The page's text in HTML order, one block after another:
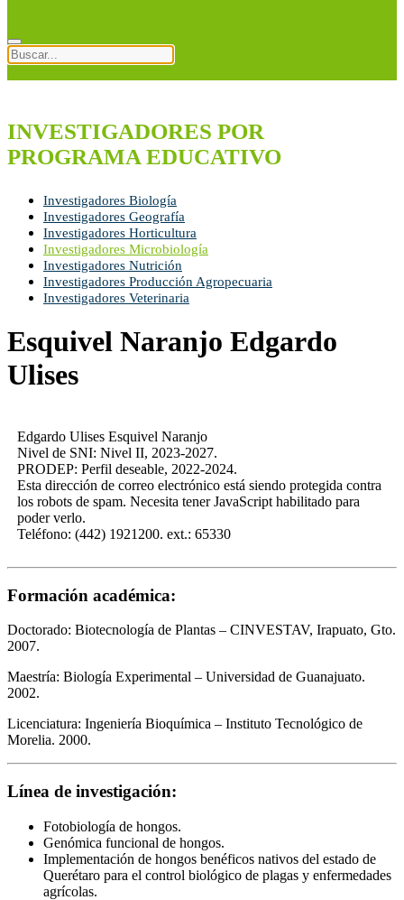
INVESTIGADORES POR
PROGRAMA EDUCATIVO
Investigadores Biología
Investigadores Geografía
Investigadores Horticultura
Investigadores Microbiología
Investigadores Nutrición
Investigadores Producción Agropecuaria
Investigadores Veterinaria
Esquivel Naranjo Edgardo
Ulises
Edgardo Ulises Esquivel Naranjo
Nivel de SNI: Nivel II, 2023-2027.
PRODEP: Perfil deseable, 2022-2024.
Esta dirección de correo electrónico está siendo protegida contra
los robots de spam. Necesita tener JavaScript habilitado para
poder verlo.
Teléfono: (442) 1921200. ext.: 65330
Formación académica:
Doctorado: Biotecnología de Plantas – CINVESTAV, Irapuato, Gto.
2007.
Maestría: Biología Experimental – Universidad de Guanajuato.
2002.
Licenciatura: Ingeniería Bioquímica – Instituto Tecnológico de
Morelia. 2000.
Línea de investigación:
Fotobiología de hongos.
Genómica funcional de hongos.
Implementación de hongos benéficos nativos del estado de
Querétaro para el control biológico de plagas y enfermedades
agrícolas.